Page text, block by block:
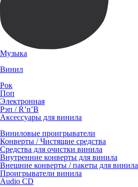
Музыка
Винил
Рок
Поп
Электронная
Рэп / R’n’B
Аксессуары для винила
Виниловые проигрыватели
Конверты / Чистящие средства
Средства для очистки винила
Внутренние конверты для винила
Внешние конверты / пакеты для винила
Проигрыватели винила
Audio CD